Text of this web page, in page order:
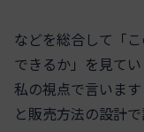
などを総合して「
できるか」を見てい
私の視点で言いま
と販売方法の設計